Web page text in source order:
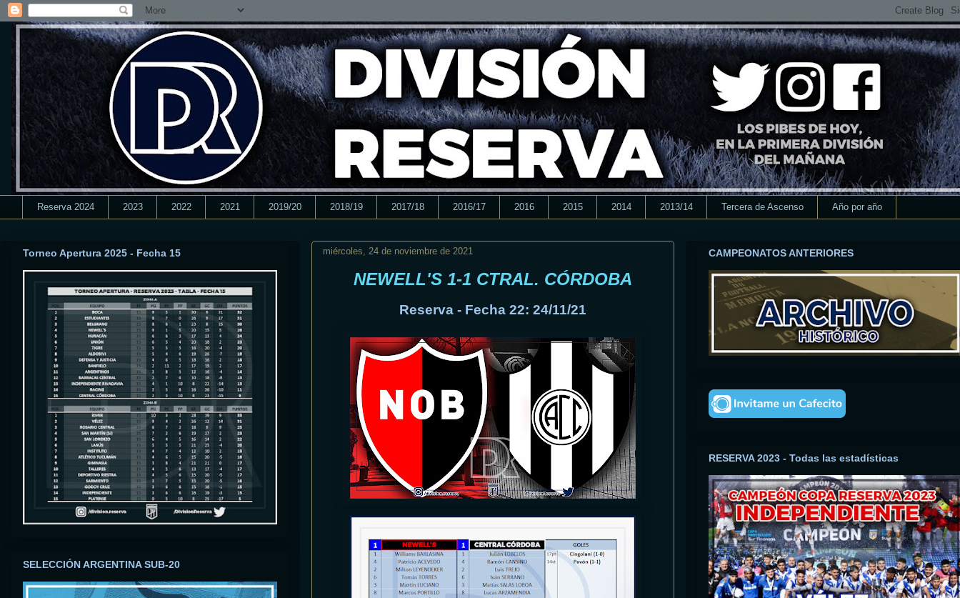
Reserva 2024 2023 2022 2021 2019/20 2018/19 2017/18 2016/17 2016 2015 2014 2013/14 Tercera de Ascenso Año por año
miércoles, 24 de noviembre de 2021
NEWELL'S 1-1 CTRAL. CÓRDOBA
Reserva - Fecha 22: 24/11/21
Torneo Apertura 2025 - Fecha 15
SELECCIÓN ARGENTINA SUB-20
CAMPEONATOS ANTERIORES
RESERVA 2023 - Todas las estadísticas